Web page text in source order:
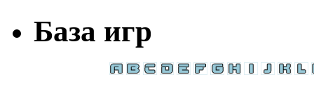
База игр